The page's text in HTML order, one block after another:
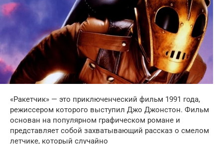
«Ракетчик» — это приключенческий фильм 1991 года,
режиссером которого выступил Джо Джонстон. Фильм
основан на популярном графическом романе и
представляет собой захватывающий рассказ о смелом
летчике, который случайно